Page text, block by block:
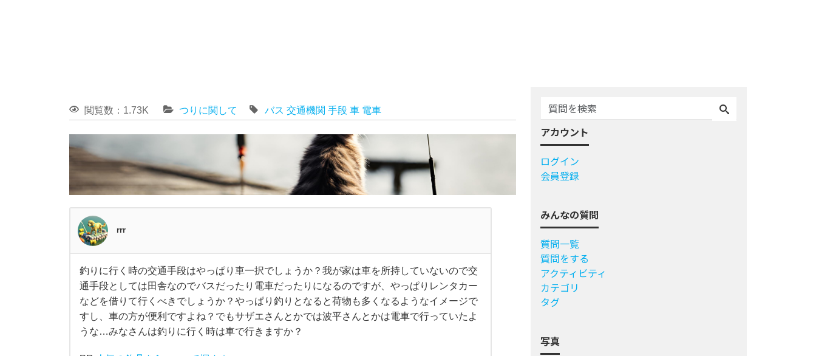
閲覧数：1.73K つりに関して バス 交通機関 手段 車 電車
rrr
釣
り
に
釣りに行く時の交通手段はやっぱり車一択でしょうか？我が家は車を所持していないので交
通手段としては田舎なのでバスだったり電車だったりになるのですが、やっぱりレンタカー
などを借りて行くべきでしょうか？やっぱり釣りとなると荷物も多くなるようなイメージで
すし、車の方が便利ですよね？でもサザエさんとかでは波平さんとかは電車で行っていたよ
うな…みなさんは釣りに行く時は車で行きますか？
アカウント
ログイン
会員登録
みんなの質問
質問一覧
質問をする
アクティビティ
カテゴリ
タグ
写真